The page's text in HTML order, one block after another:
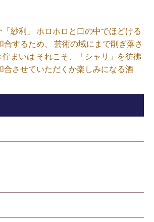
紗利」 ホロホロと口の中でほどける
合するため、 芸術の域にまで削ぎ落さ
まいは それこそ、「シャリ」を彷彿
合させていただくか楽しみになる酒